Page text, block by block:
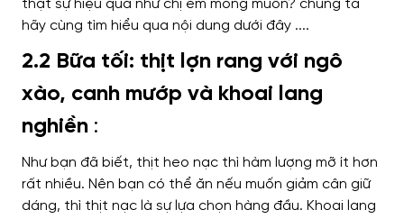
2.2 Bữa tối: thịt lợn rang với ngô
xào, canh mướp và khoai lang
nghiền :
Như bạn đã biết, thịt heo nạc thì hàm lượng mỡ ít hơn
rất nhiều. Nên bạn có thể ăn nếu muốn giảm cân giữ
dáng, thì thịt nạc là sự lựa chọn hàng đầu. Khoai lang